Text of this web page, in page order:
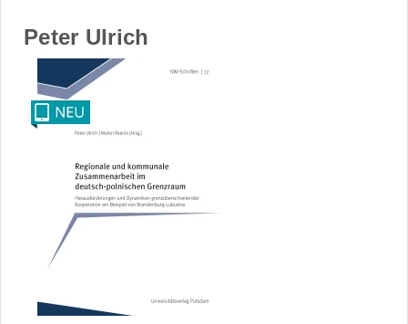
Peter Ulrich